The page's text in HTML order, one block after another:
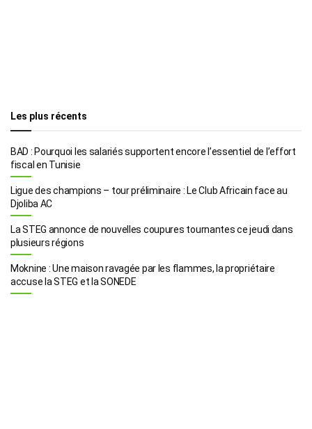
Les plus récents
BAD : Pourquoi les salariés supportent encore l’essentiel de l’effort
fiscal en Tunisie
Ligue des champions – tour préliminaire : Le Club Africain face au
Djoliba AC
La STEG annonce de nouvelles coupures tournantes ce jeudi dans
plusieurs régions
Moknine : Une maison ravagée par les flammes, la propriétaire
accuse la STEG et la SONEDE